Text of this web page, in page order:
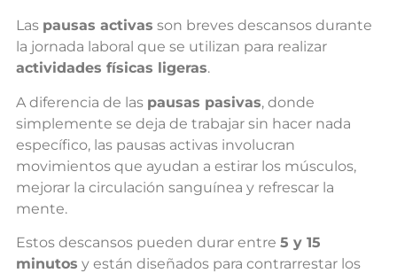
Las pausas activas son breves descansos durante
la jornada laboral que se utilizan para realizar
actividades físicas ligeras.
A diferencia de las pausas pasivas, donde
simplemente se deja de trabajar sin hacer nada
específico, las pausas activas involucran
movimientos que ayudan a estirar los músculos,
mejorar la circulación sanguínea y refrescar la
mente.
Estos descansos pueden durar entre 5 y 15
minutos y están diseñados para contrarrestar los